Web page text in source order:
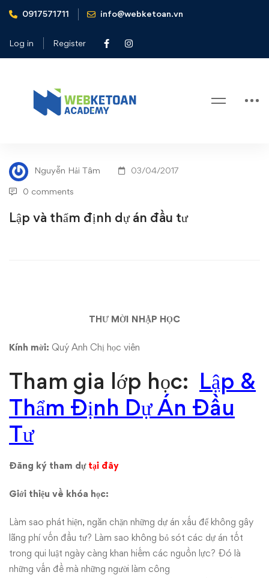
0917571711 info@webketoan.vn
Log in Register
Home Tin tức - Sự kiện Lập và thẩm định dự án đầu tư
Blog
và
thẩm
định
Nguyễn Hải Tâm 03/04/2017
0 comments
Lập và thẩm định dự án đầu tư
THƯ MỜI NHẬP HỌC
Kính mời: Quý Anh Chị học viên
Tham gia lớp học: Lập &
Thẩm Định Dự Án Đầu
Tư
Đăng ký tham dự tại đây
Giới thiệu về khóa học:
Làm sao phát hiện, ngăn chặn những dự án xấu để không gây
lãng phí vốn đầu tư? Làm sao không bỏ sót các dự án tốt
trong qui luật ngày càng khan hiếm các nguồn lực? Đó là
những vấn đề mà những người làm công